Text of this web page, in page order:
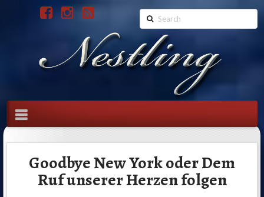
Search
Navigation
Goodbye New York oder Dem
Ruf unserer Herzen folgen